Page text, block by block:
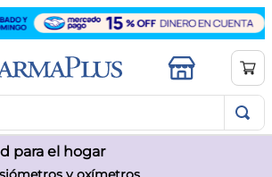
para el hogar